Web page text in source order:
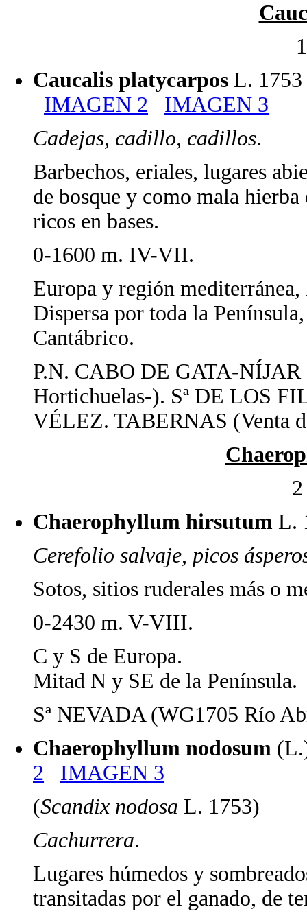
Caucalis platycarpos L.
IMAGEN 2
IMAGEN 3
Cadejas, cadillo, cadillos.
Barbechos, eriales, lugares
de bosque y como mala
ricos en bases.
0-1600 m. IV-VII.
Europa y región
Dispersa por toda la
Cantábrico.
P.N. CABO DE GATA-NÍJAR
Hortichuelas-). Sª DE LOS
VÉLEZ. TABERNAS (Venta
Chaerophyllum hirsutum
Cerefolio salvaje, picos
Sotos, sitios ruderales más o
0-2430 m. V-VIII.
C y S de Europa.
Mitad N y SE de la Península.
Sª NEVADA (WG1705 Río
Chaerophyllum nodosum
2
IMAGEN 3
(Scandix nodosa L. 1753)
Cachurrera.
Lugares húmedos y
transitadas por el ganado, de